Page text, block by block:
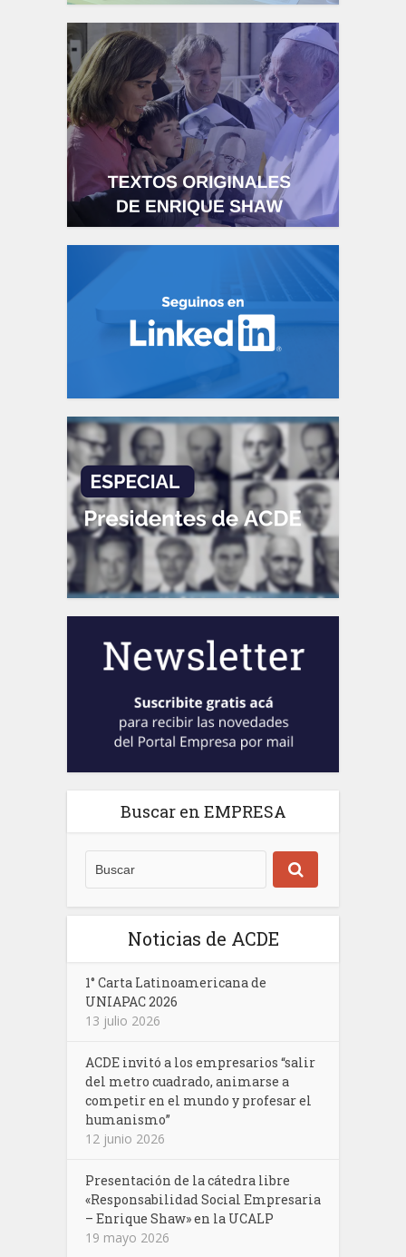
Buscar en EMPRESA
Noticias de ACDE
1° Carta Latinoamericana de
UNIAPAC 2026
13 julio 2026
ACDE invitó a los empresarios “salir
del metro cuadrado, animarse a
competir en el mundo y profesar el
humanismo”
12 junio 2026
Presentación de la cátedra libre
«Responsabilidad Social Empresaria
– Enrique Shaw» en la UCALP
19 mayo 2026